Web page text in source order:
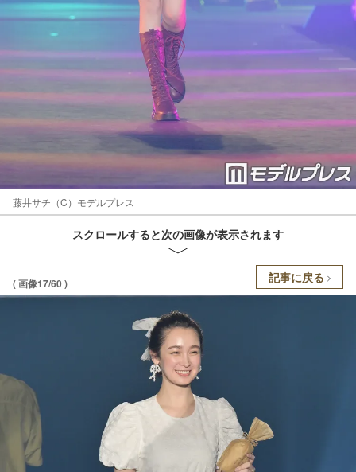
藤井サチ（C）モデルプレス
スクロールすると次の画像が表示されます
( 画像17/60 ) 記事に戻る